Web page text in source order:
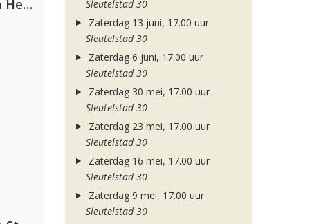
Nathan Dawe, Joel Corry & Ella Henderson
Sleutelstad 30
Zaterdag 13 juni, 17.00 uur
Sleutelstad 30
Zaterdag 6 juni, 17.00 uur
Sleutelstad 30
Zaterdag 30 mei, 17.00 uur
Sleutelstad 30
Zaterdag 23 mei, 17.00 uur
Sleutelstad 30
Zaterdag 16 mei, 17.00 uur
Sleutelstad 30
Zaterdag 9 mei, 17.00 uur
Sleutelstad 30